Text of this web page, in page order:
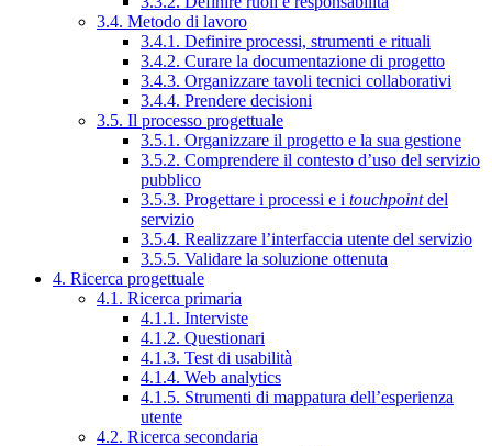
3.4. Metodo di lavoro
3.4.1. Definire processi, strumenti e rituali
3.4.2. Curare la documentazione di progetto
3.4.3. Organizzare tavoli tecnici collaborativi
3.4.4. Prendere decisioni
3.5. Il processo progettuale
3.5.1. Organizzare il progetto e la sua gestione
3.5.2. Comprendere il contesto d’uso del servizio
pubblico
3.5.3. Progettare i processi e i touchpointdel
servizio
3.5.4. Realizzare l’interfaccia utente del servizio
3.5.5. Validare la soluzione ottenuta
4. Ricerca progettuale
4.1. Ricerca primaria
4.1.1. Interviste
4.1.2. Questionari
4.1.3. Test di usabilità
4.1.4. Web analytics
4.1.5. Strumenti di mappatura dell’esperienza
utente
4.2. Ricerca secondaria